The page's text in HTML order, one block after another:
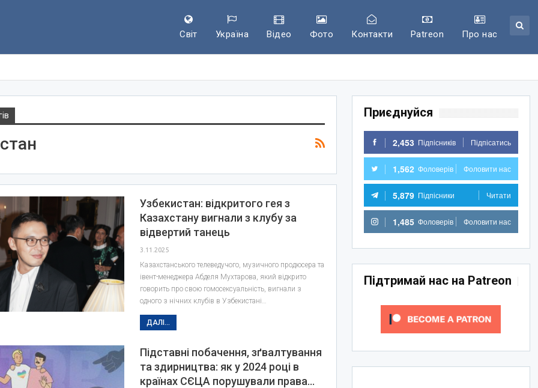
Світ Україна Відео Фото Контакти Patreon Про нас
Узбекистан: відкритого гея з
Казахстану вигнали з клубу за
відвертий танець
3.11.2025
Казахстанського телеведучого, музичного продюсера та
івент-менеджера Абделя Мухтарова, який відкрито
говорить про свою гомосексуальність, вигнали з
одного з нічних клубів в Узбекистані…
ДАЛІ...
Підставні побачення, зґвалтування
та здирництва: як у 2024 році в
країнах СЄЦА порушували права…
Приєднуйся
2,453 Підпісників Підпісатись
1,562 Фоловерів Фоловити нас
5,879 Підпісники Читати
1,485 Фоловерів Фоловити нас
Підтримай нас на Patreon